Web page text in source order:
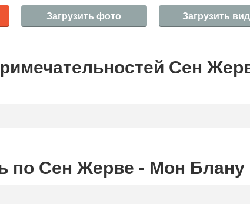
Загрузить фото Загрузить
Сен
по Сен Жерве - Мон Блану